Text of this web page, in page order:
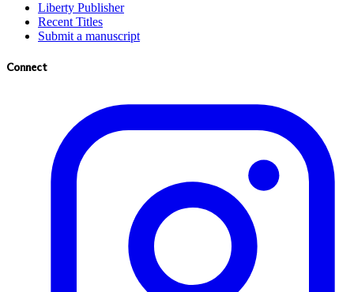
Liberty Publisher
Recent Titles
Submit a manuscript
Connect